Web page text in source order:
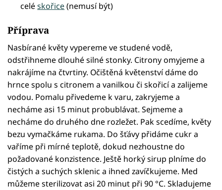
celéskořice(nemusí být)
Příprava
Nasbírané květy vypereme ve studené vodě,
odstřihneme dlouhé silné stonky. Citrony omyjeme a
nakrájíme na čtvrtiny. Očištěná květenství dáme do
hrnce spolu s citronem a vanilkou či skořicí a zalijeme
vodou. Pomalu přivedeme k varu, zakryjeme a
necháme asi 15 minut probublávat. Sejmeme a
necháme do druhého dne rozležet. Pak scedíme, květy
bezu vymačkáme rukama. Do šťávy přidáme cukr a
vaříme při mírné teplotě, dokud nezhoustne do
požadované konzistence. Ještě horký sirup plníme do
čistých a suchých sklenic a ihned zavíčkujeme. Med
můžeme sterilizovat asi 20 minut při 90 °C. Skladujeme